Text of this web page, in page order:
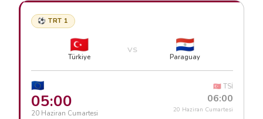
⚽ TRT 1
🇹🇷
Türkiye
VS 🇵🇾
Paraguay
🇪🇺
05:00
20 Haziran Cumartesi
🇹🇷 TSİ
06:00
20 Haziran Cumartesi